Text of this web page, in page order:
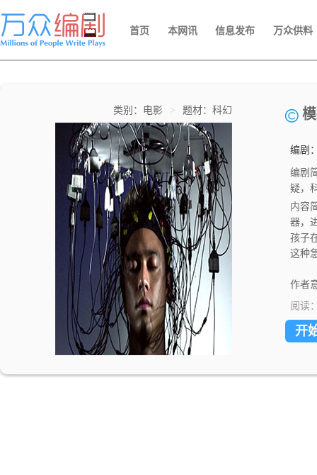
首页 本网讯 信息发布 万众供料
类别：电影 > 题材：科幻
编剧
编剧
疑，
内容
器，
孩子
这种
空间
入点
作者
阅读
开